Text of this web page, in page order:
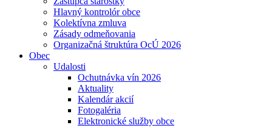
Hlavný kontrolór obce
Kolektívna zmluva
Zásady odmeňovania
Organizačná štruktúra OcÚ 2026
Obec
Udalosti
Ochutnávka vín 2026
Aktuality
Kalendár akcií
Fotogaléria
Elektronické služby obce